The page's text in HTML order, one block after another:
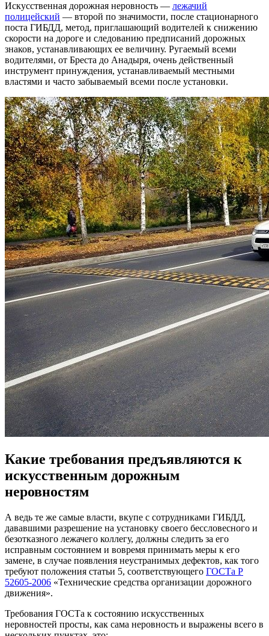
Искусственная дорожная неровность — лежачий
полицейский ­— второй по значимости, после стационарного
поста ГИБДД, метод, приглашающий водителей к снижению
скорости на дороге и следованию предписаний дорожных
знаков, устанавливающих ее величину. Ругаемый всеми
водителями, от Бреста до Анадыря, очень действенный
инструмент принуждения, устанавливаемый местными
властями и часто забываемый всеми после установки.
Какие требования предъявляются к
искусственным дорожным
неровностям
А ведь те же самые власти, вкупе с сотрудниками ГИБДД,
дававшими разрешение на установку своего бессловесного и
безотказного лежачего коллегу, должны следить за его
исправным состоянием и вовремя принимать меры к его
замене, в случае появления неустранимых дефектов, как того
требуют положения статьи 5, соответствующего ГОСТа Р
52605-2006 «Технические средства организации дорожного
движения».
Требования ГОСТа к состоянию искусственных
неровностей просты, как сама неровность и выражены всего в